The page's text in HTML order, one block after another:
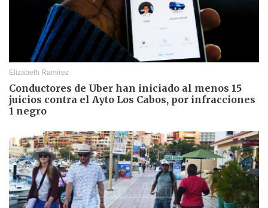
Elizabeth Ramírez
Conductores de Uber han iniciado al menos 15
juicios contra el Ayto Los Cabos, por infracciones
1 negro